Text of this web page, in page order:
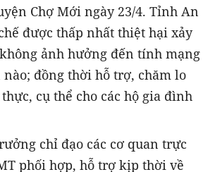
Chợ Mới ngày 23/4. Tỉnh An
được thấp nhất thiệt hại xảy
ảnh hưởng đến tính mạng
đồng thời hỗ trợ, chăm lo
cụ thể cho các hộ gia đình
chỉ đạo các cơ quan trực
phối hợp, hỗ trợ kịp thời về